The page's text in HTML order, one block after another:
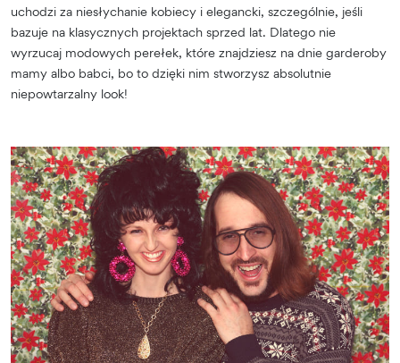
uchodzi za niesłychanie kobiecy i elegancki, szczególnie, jeśli
bazuje na klasycznych projektach sprzed lat. Dlatego nie
wyrzucaj modowych perełek, które znajdziesz na dnie garderoby
mamy albo babci, bo to dzięki nim stworzysz absolutnie
niepowtarzalny look!